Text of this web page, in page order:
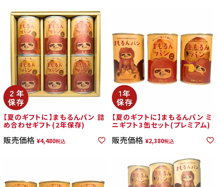
【夏のギフトに】まもるんパン 詰
め合わせギフト(2年保存)
販売価格 ¥4,480税込
【夏のギフトに】まもるんパン ミ
ニギフト3缶セット(プレミアム)
販売価格 ¥2,380税込